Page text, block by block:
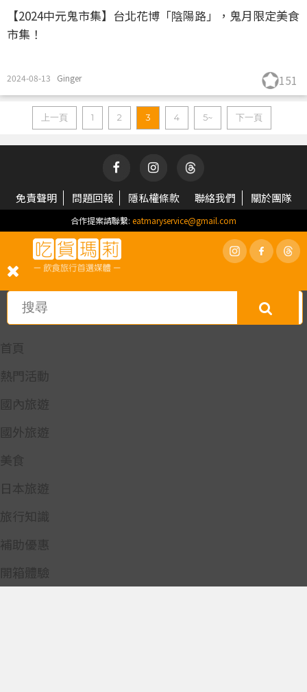
【2024中元鬼市集】台北花博「陰陽路」，鬼月限定美食
市集！
2024-08-13 Ginger 151
上一頁 1 2 3 4 5~ 下一頁
免責聲明 問題回報 隱私權條款 聯絡我們 關於團隊
合作提案請聯繫: eatmaryservice@gmail.com
首頁
熱門活動
國內旅遊
國外旅遊
美食
日本旅遊
旅行知識
補助優惠
開箱體驗